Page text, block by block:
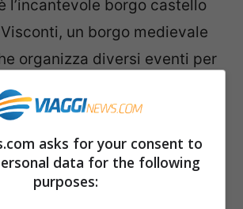
l’incantevole borgo castello
un borgo medievale
organizza diversi eventi per
asks for your consent to
data for the following
purposes: